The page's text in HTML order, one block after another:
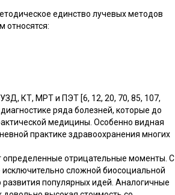
единство лучевых методов
относятся:
КТ, МРТ и ПЭТ [6, 12, 20, 70, 85, 107,
ряда болезней, которые до
медицины. Особенно видная
практике здравоохранения многих
определенные отрицательные моменты. С
сложной биосоциальной
популярных идей. Аналогичные